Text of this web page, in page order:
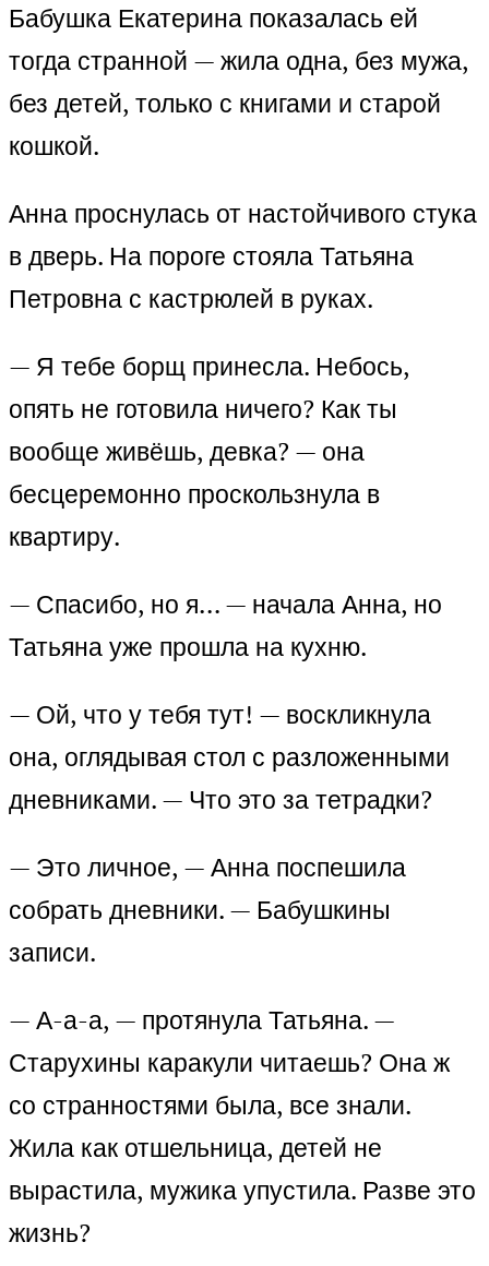
Бабушка Екатерина показалась ей
тогда странной — жила одна, без мужа,
без детей, только с книгами и старой
кошкой.
Анна проснулась от настойчивого стука
в дверь. На пороге стояла Татьяна
Петровна с кастрюлей в руках.
— Я тебе борщ принесла. Небось,
опять не готовила ничего? Как ты
вообще живёшь, девка? — она
бесцеремонно проскользнула в
квартиру.
— Спасибо, но я… — начала Анна, но
Татьяна уже прошла на кухню.
— Ой, что у тебя тут! — воскликнула
она, оглядывая стол с разложенными
дневниками. — Что это за тетрадки?
— Это личное, — Анна поспешила
собрать дневники. — Бабушкины
записи.
— А-а-а, — протянула Татьяна. —
Старухины каракули читаешь? Она ж
со странностями была, все знали.
Жила как отшельница, детей не
вырастила, мужика упустила. Разве это
жизнь?